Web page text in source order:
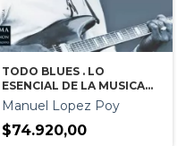
TODO BLUES . LO
ESENCIAL DE LA MUSICA
BLUES
Manuel Lopez Poy
$74.920,00